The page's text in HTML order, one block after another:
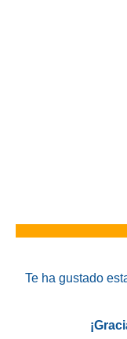
Te ha gustado